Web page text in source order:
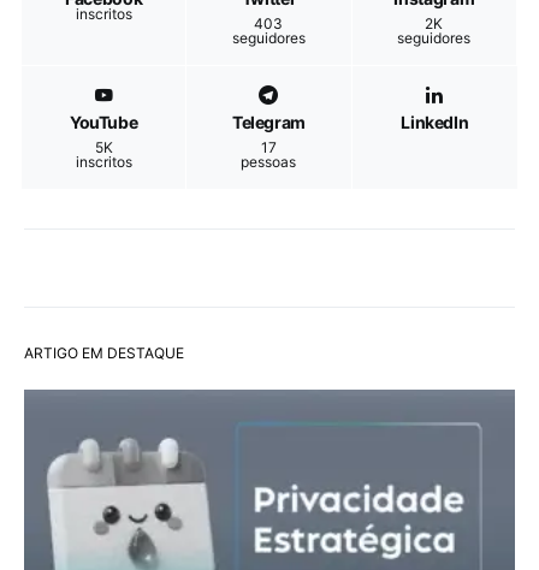
inscritos
403
seguidores
2K
seguidores
YouTube
5K
inscritos
Telegram
17
pessoas
LinkedIn
ARTIGO EM DESTAQUE